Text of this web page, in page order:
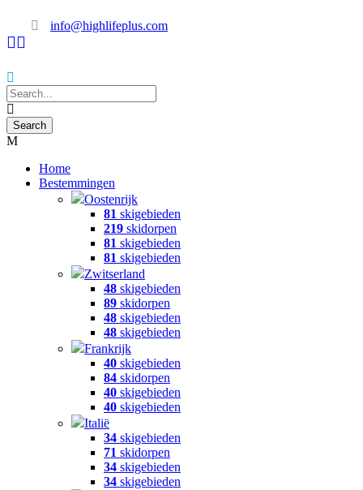
info@highlifeplus.com
Home
Bestemmingen
Oostenrijk
81 skigebieden
219 skidorpen
81 skigebieden
81 skigebieden
Zwitserland
48 skigebieden
89 skidorpen
48 skigebieden
48 skigebieden
Frankrijk
40 skigebieden
84 skidorpen
40 skigebieden
40 skigebieden
Italië
34 skigebieden
71 skidorpen
34 skigebieden
34 skigebieden